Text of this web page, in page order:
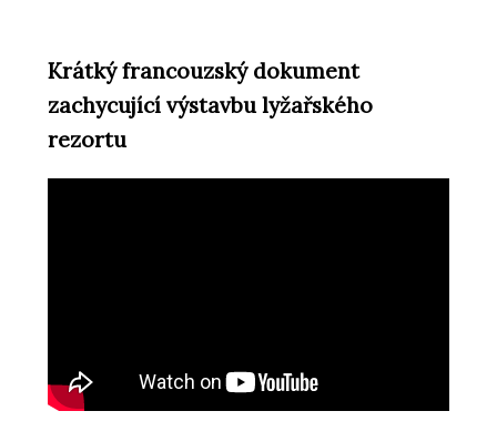
Krátký francouzský dokument
zachycující výstavbu lyžařského
rezortu